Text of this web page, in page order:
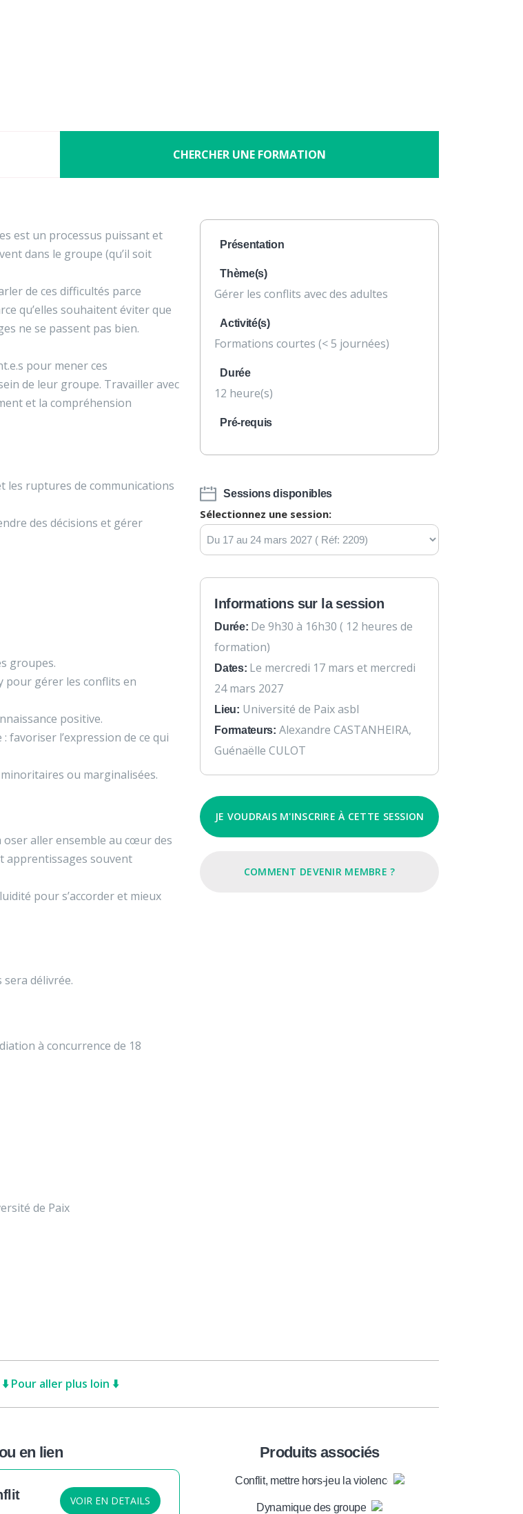
Nous soutenir
CHERCHER UNE FORMATION
est un processus puissant et
dans le groupe (qu’il soit
de ces difficultés parce
qu’elles souhaitent éviter que
ne se passent pas bien.
pour mener ces
de leur groupe. Travailler avec
et la compréhension
les ruptures de communications
des décisions et gérer
groupes.
pour gérer les conflits en
positive.
l’expression de ce qui
ou marginalisées.
aller ensemble au cœur des
apprentissages souvent
pour s’accorder et mieux
délivrée.
à concurrence de 18
de Paix
Présentation
Thème(s)
Gérer les conflits avec des adultes
Activité(s)
Formations courtes (< 5 journées)
Durée
12 heure(s)
Pré-requis
Sessions disponibles
Sélectionnez une session:
Informations sur la session
Durée: De 9h30 à 16h30 ( 12 heures de
formation)
Dates: Le mercredi 17 mars et mercredi
24 mars 2027
Lieu: Université de Paix asbl
Formateurs: Alexandre CASTANHEIRA,
Guénaëlle CULOT
JE VOUDRAIS M'INSCRIRE À CETTE SESSION
COMMENT DEVENIR MEMBRE ?
⬇️ Pour aller plus loin ⬇️
en lien
VOIR EN DETAILS
Produits associés
Conflit, mettre hors-jeu la violence
Dynamique des groupes